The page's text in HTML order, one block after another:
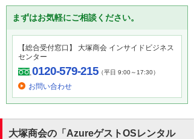
まずはお気軽にご相談ください。
【総合受付窓口】 大塚商会 インサイドビジネス
センター
0120-579-215（平日 9:00～17:30）
お問い合わせ
大塚商会の「AzureゲストOSレンタル